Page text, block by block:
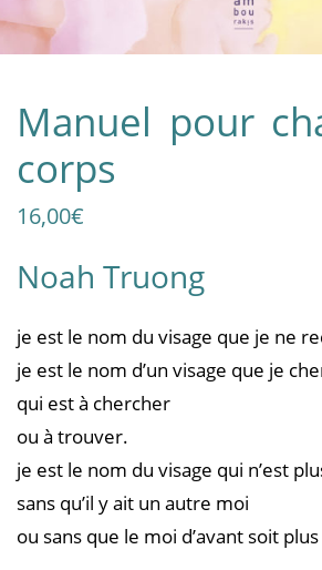
Manuel pour
corps
16,00€
Noah Truong
je est le nom du visage que je ne
je est le nom d’un visage que je
qui est à chercher
ou à trouver.
je est le nom du visage qui n’est
sans qu’il y ait un autre moi
ou sans que le moi d’avant soit